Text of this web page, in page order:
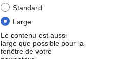
Standard
Large
Le contenu est aussi
large que possible pour la
fenêtre de votre